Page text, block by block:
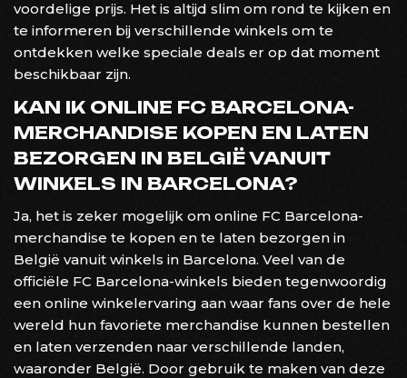
voordelige prijs. Het is altijd slim om rond te kijken en
te informeren bij verschillende winkels om te
ontdekken welke speciale deals er op dat moment
beschikbaar zijn.
KAN IK ONLINE FC BARCELONA-
MERCHANDISE KOPEN EN LATEN
BEZORGEN IN BELGIË VANUIT
WINKELS IN BARCELONA?
Ja, het is zeker mogelijk om online FC Barcelona-
merchandise te kopen en te laten bezorgen in
België vanuit winkels in Barcelona. Veel van de
officiële FC Barcelona-winkels bieden tegenwoordig
een online winkelervaring aan waar fans over de hele
wereld hun favoriete merchandise kunnen bestellen
en laten verzenden naar verschillende landen,
waaronder België. Door gebruik te maken van deze